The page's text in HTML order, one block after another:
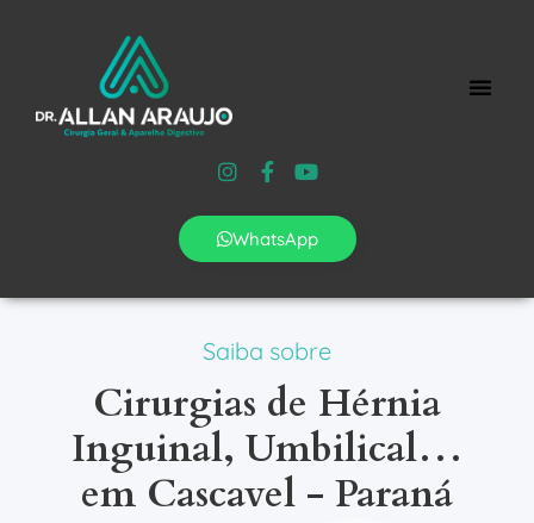
WhatsApp
Saiba sobre
Cirurgias de Hérnia
Inguinal, Umbilical…
em Cascavel - Paraná